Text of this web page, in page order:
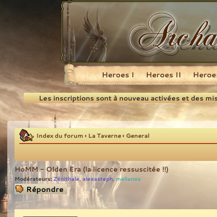
Recherche
Heroes I Heroes II
Les inscriptions sont à nouveau activées et des
Index du forum ‹ La Taverne‹ General
HoMM - Olden Era (la licence ressuscitée !!)
Modérateurs: Zénithale,alexasteph, melianos
Répondre